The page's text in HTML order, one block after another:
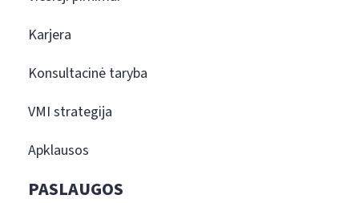
Karjera
Konsultacinė taryba
VMI strategija
Apklausos
PASLAUGOS